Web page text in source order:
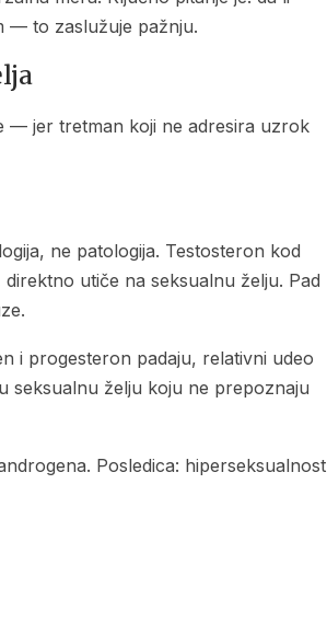
— to zaslužuje pažnju.
utiče na seksualnu želju. Pad
seksualnu želju koju ne prepoznaju